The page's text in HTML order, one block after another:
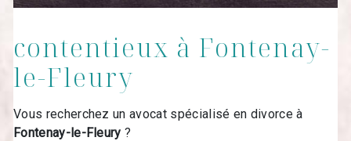
contentieux à Fontenay-
le-Fleury
Vous recherchez un avocat spécialisé en divorce à
Fontenay-le-Fleury ?